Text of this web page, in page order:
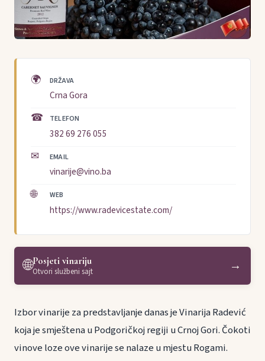
🌍 DRŽAVA
Crna Gora
☎ TELEFON
382 69 276 055
✉ EMAIL
vinarije@vino.ba
🌐 WEB
https://www.radevicestate.com/
🌐Posjeti vinariju
Otvori službeni sajt →
Izbor vinarije za predstavljanje danas je Vinarija Radević
koja je smještena u Podgoričkoj regiji u Crnoj Gori. Čokoti
vinove loze ove vinarije se nalaze u mjestu Rogami.